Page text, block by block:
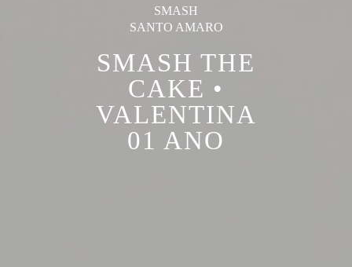
SMASH
SANTO AMARO
SMASH THE
CAKE •
VALENTINA
01 ANO